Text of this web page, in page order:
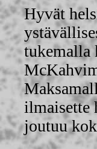
Hyvät
tukemalla
ilmaisette
joutuu